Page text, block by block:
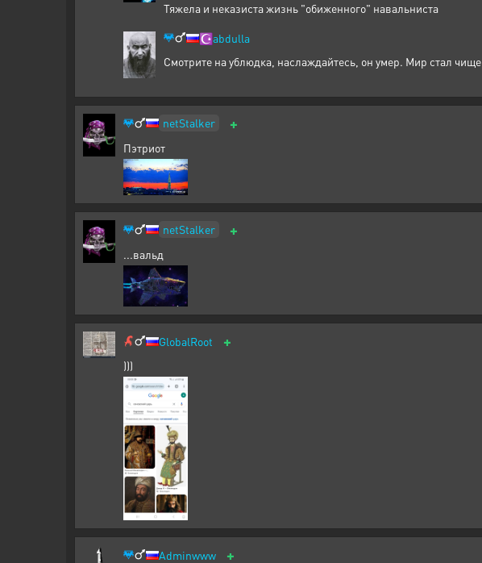
Тяжела и неказиста жизнь "обиженного" навальниста
☪️abdulla
Смотрите на ублюдка, наслаждайтесь, он умер. Мир стал чище
netStalker +
Пэтриот
netStalker +
...вальд
GlobalRoot +
)))
Adminwww +